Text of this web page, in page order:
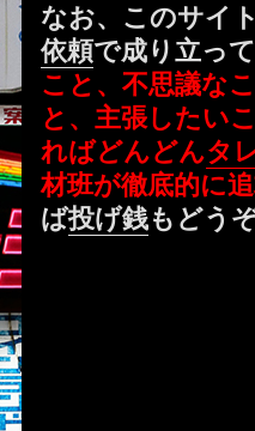
なお、このサイ
依頼で成り立っ
こと、不思議な
と、主張したい
ればどんどんタ
材班が徹底的に
ば投げ銭もどうぞ